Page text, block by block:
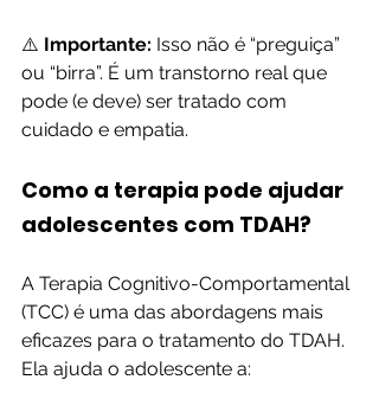
⚠️ Importante: Isso não é “preguiça”
ou “birra”. É um transtorno real que
pode (e deve) ser tratado com
cuidado e empatia.
Como a terapia pode ajudar
adolescentes com TDAH?
A Terapia Cognitivo-Comportamental
(TCC) é uma das abordagens mais
eficazes para o tratamento do TDAH.
Ela ajuda o adolescente a: